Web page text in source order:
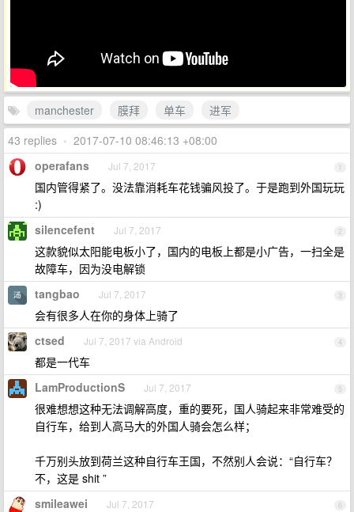
manchester 膜拜 单车
进军
43 replies • 2017-07-10 08:46:13 +08:00
1
operafans Jul 7, 2017
国内管得紧了。没法靠消耗车花钱骗风投了。于是跑到外国玩玩
:)
2
silencefent Jul 7, 2017
这款貌似太阳能电板小了，国内的电板上都是小广告，一扫全是
故障车，因为没电解锁
3
tangbao Jul 7, 2017
会有很多人在你的身体上骑了
4
ctsed Jul 7, 2017 via Android
都是一代车
5
LamProductionS Jul 7, 2017
很难想想这种无法调解高度，重的要死，国人骑起来非常难受的
自行车，给到人高马大的外国人骑会怎么样；
千万别头放到荷兰这种自行车王国，不然别人会说：“自行车？
不，这是 shit ”
6
smileawei Jul 7, 2017